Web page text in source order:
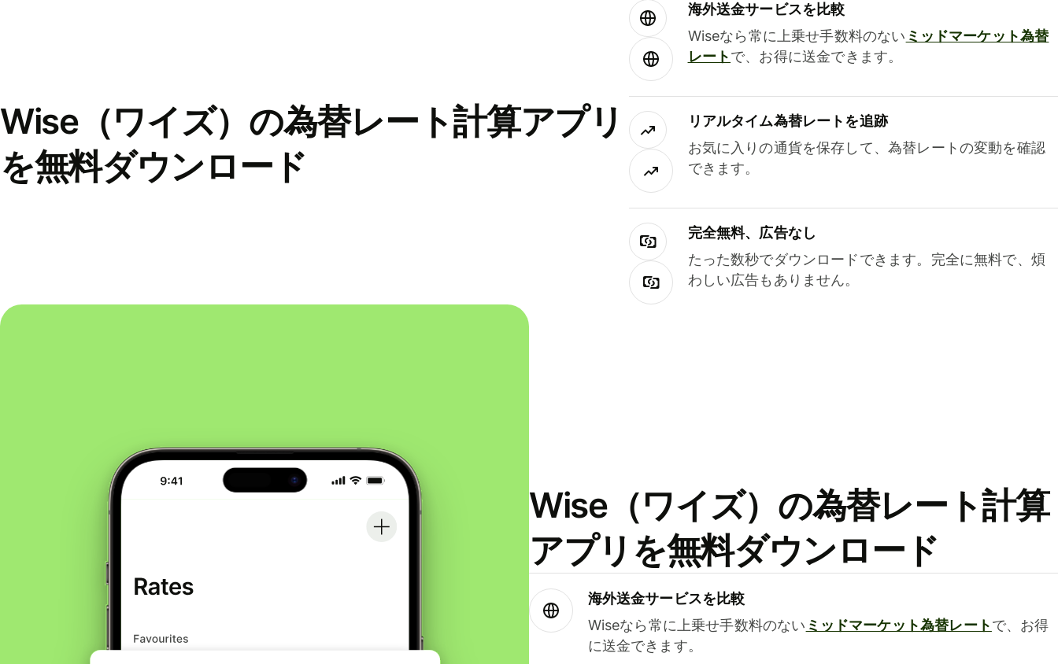
Wise（ワイズ）の為替レート計算アプリ
を無料ダウンロード
海外送金サービスを比較
Wiseなら常に上乗せ手数料のない ミッドマーケット為替
レートで、お得に送金できます。
リアルタイム為替レートを追跡
お気に入りの通貨を保存して、為替レートの変動を確認
できます。
完全無料、広告なし
たった数秒でダウンロードできます。完全に無料で、煩
わしい広告もありません。
Wise（ワイズ）の為替レート計算
アプリを無料ダウンロード
海外送金サービスを比較
Wiseなら常に上乗せ手数料のない ミッドマーケット為替レートで、お得
に送金できます。